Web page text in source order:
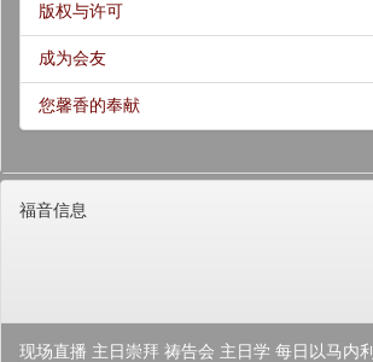
版权与许可
成为会友
您馨香的奉献
福音信息
现场直播 主日崇拜 祷告会 主日学 每日以马内利